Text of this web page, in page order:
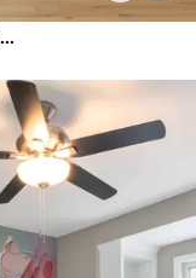
Pivoines roses aquarelles aux pétales délicats, entourées d'une verdure pastel luxuriante et d'autres fleurs